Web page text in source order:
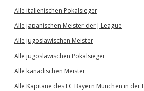
Alle italienischen Pokalsieger
Alle japanischen Meister der J-League
Alle jugoslawischen Meister
Alle jugoslawischen Pokalsieger
Alle kanadischen Meister
Alle Kapitäne des FC Bayern München in der